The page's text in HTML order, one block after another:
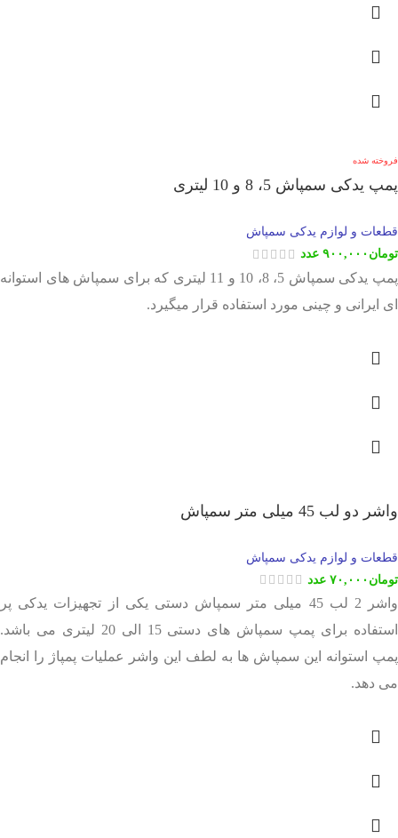
فروخته شده
پمپ یدکی سمپاش 5، 8 و 10 لیتری
قطعات و لوازم یدکی سمپاش
تومان ۹۰۰,۰۰۰ عدد
پمپ یدکی سمپاش 5، 8، 10 و 11 لیتری که برای سمپاش های استوانه
ای ایرانی و چینی مورد استفاده قرار میگیرد.
واشر دو لب 45 میلی متر سمپاش
قطعات و لوازم یدکی سمپاش
تومان ۷۰,۰۰۰ عدد
واشر 2 لب 45 میلی متر سمپاش دستی یکی از تجهیزات یدکی پر
استفاده برای پمپ سمپاش های دستی 15 الی 20 لیتری می باشد.
پمپ استوانه این سمپاش ها به لطف این واشر عملیات پمپاژ را انجام
می دهد.